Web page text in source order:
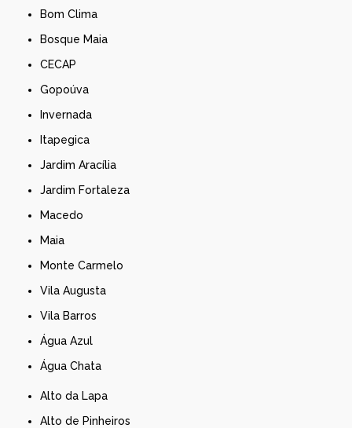
Bom Clima
Bosque Maia
CECAP
Gopoúva
Invernada
Itapegica
Jardim Aracília
Jardim Fortaleza
Macedo
Maia
Monte Carmelo
Vila Augusta
Vila Barros
Água Azul
Água Chata
Alto da Lapa
Alto de Pinheiros